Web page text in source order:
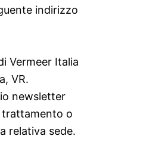
indirizzo
Vermeer Italia
VR.
newsletter
trattamento o
relativa sede.